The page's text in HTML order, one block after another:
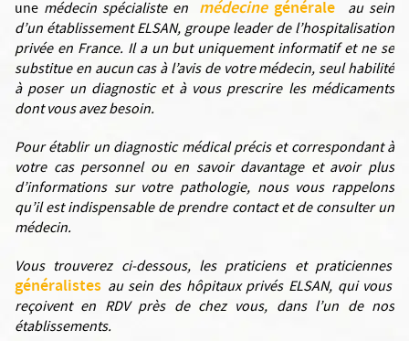
une médecin spécialiste en médecinegénérale
au sein
d’un établissement ELSAN, groupe leader de l’hospitalisation
privée en France. Il a un but uniquement informatif et ne se
substitue en aucun cas à l’avis de votre médecin, seul habilité
à poser un diagnostic et à vous prescrire les médicaments
dont vous avez besoin.
Pour établir un diagnostic médical précis et correspondant à
votre cas personnel ou en savoir davantage et avoir plus
d’informations sur votre pathologie, nous vous rappelons
qu’il est indispensable de prendre contact et de consulter un
médecin.
Vous trouverez ci-dessous, les praticiens et praticiennes
généralistes au sein des hôpitaux privés ELSAN, qui vous
reçoivent en RDV près de chez vous, dans l’un de nos
établissements.